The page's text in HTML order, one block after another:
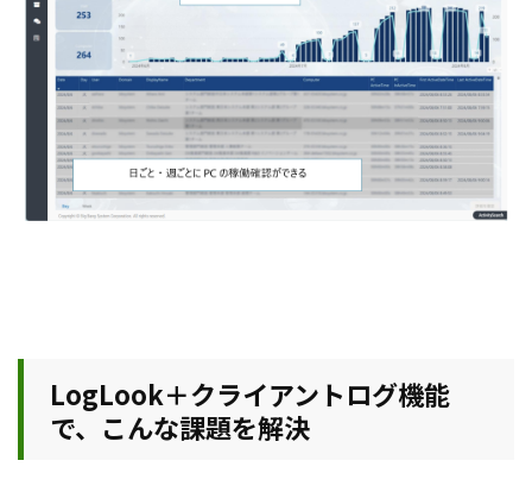
LogLook＋クライアントログ機能
で、こんな課題を解決